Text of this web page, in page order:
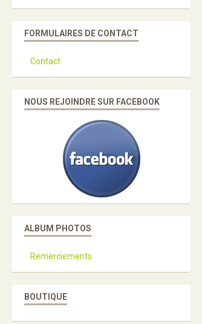
FORMULAIRES DE CONTACT
Contact
NOUS REJOINDRE SUR FACEBOOK
ALBUM PHOTOS
Remerciements
BOUTIQUE